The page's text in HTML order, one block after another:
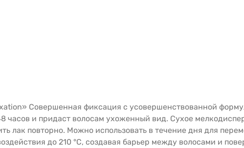
Совершенная фиксация с усовершенствованной
и придаст волосам ухоженный вид. Сухое
лак повторно. Можно использовать в течение дня для
до 210 °C, создавая барьер между волосами и